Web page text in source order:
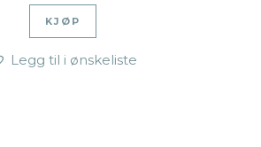
KJØP
Legg til i ønskeliste